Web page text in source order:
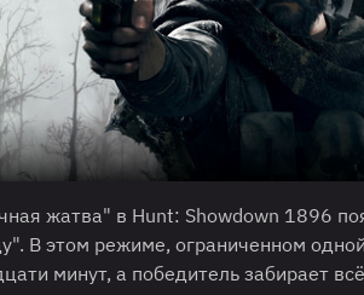
жатва" в Hunt: Showdown 1896
В этом режиме, ограниченном
минут, а победитель забирает